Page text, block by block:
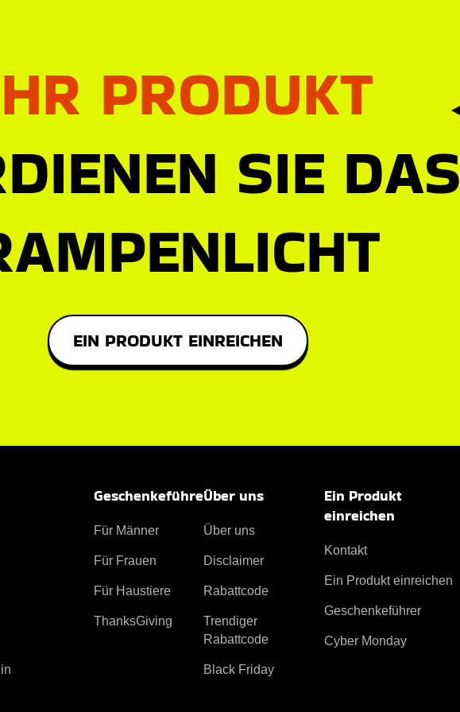
PRODUKT
SIE DAS
EIN PRODUKT EINREICHEN
Geschenkeführe
Für Männer
Für Frauen
Für Haustiere
ThanksGiving
Über uns
Über uns
Disclaimer
Rabattcode
Trendiger
Rabattcode
Black Friday
Ein Produkt
einreichen
Kontakt
Ein Produkt einreichen
Geschenkeführer
Cyber Monday